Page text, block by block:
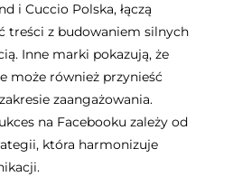
i Cuccio Polska, łączą
treści z budowaniem silnych
Inne marki pokazują, że
może również przynieść
zaangażowania.
na Facebooku zależy od
która harmonizuje